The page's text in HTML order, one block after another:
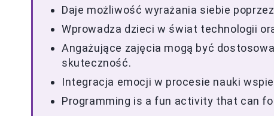
Daje możliwość wyrażania siebie
Wprowadza dzieci w świat technologii
Angażujące zajęcia mogą być
skuteczność.
Integracja emocji w procesie nauki
Programming is a fun activity that can